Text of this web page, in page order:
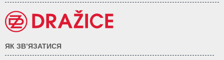
ЯК ЗВ’ЯЗАТИСЯ